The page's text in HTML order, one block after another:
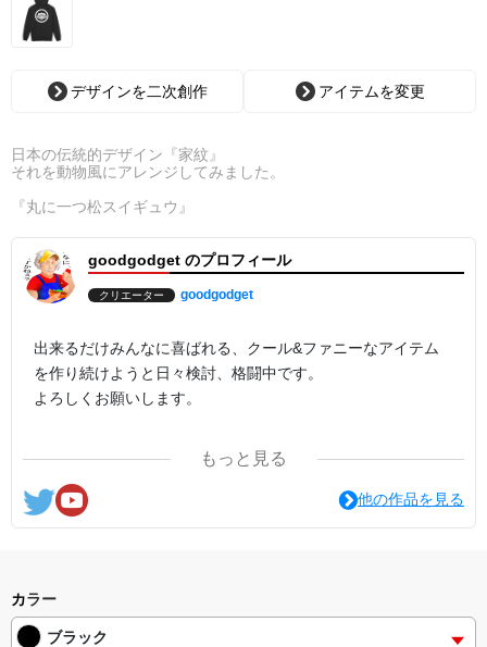
デザインを二次創作 アイテムを変更
日本の伝統的デザイン『家紋』
それを動物風にアレンジしてみました。
『丸に一つ松スイギュウ』
goodgodget のプロフィール
クリエーター goodgodget
出来るだけみんなに喜ばれる、クール&ファニーなアイテム
を作り続けようと日々検討、格闘中です。
よろしくお願いします。
ここの他にも『日日彼是色々面白可笑し。IN SUZURI』や
nichinichioo by BASE にも展開中。
コチラもよろしくお願いします。
もっと見る
他の作品を見る
カラー
ブラック